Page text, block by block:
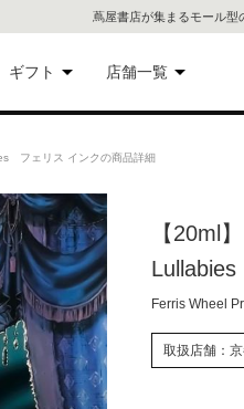
蔦屋書店が集まるモール型
ギフト
トにおすすめ
フト
店舗一覧
代官
屋書
銀座
フェリス インクの商品詳細
【20ml
Ferris Wheel
取扱店舗：